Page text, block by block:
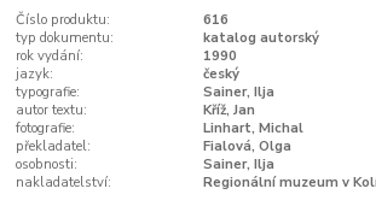
Číslo produktu:
616
typ dokumentu:
katalog autorský
rok vydání:
1990
jazyk:
český
typografie:
Sainer, Ilja
autor textu:
Kříž, Jan
fotografie:
Linhart, Michal
překladatel:
Fialová, Olga
osobnosti:
Sainer, Ilja
nakladatelství:
Regionální muzeum v